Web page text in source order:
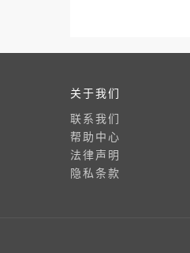
关于我们
联系我们
帮助中心
法律声明
隐私条款